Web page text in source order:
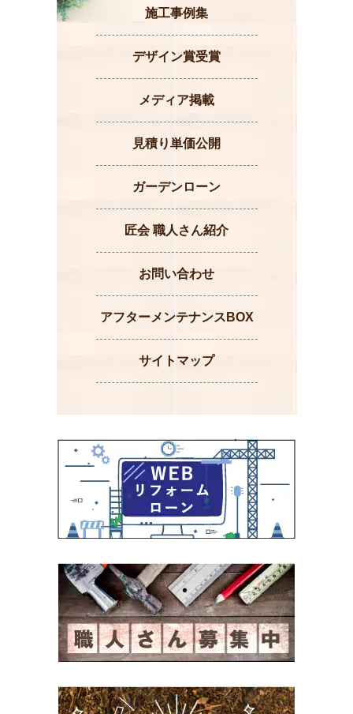
施工事例集
デザイン賞受賞
メディア掲載
見積り単価公開
ガーデンローン
匠会 職人さん紹介
お問い合わせ
アフターメンテナンスBOX
サイトマップ